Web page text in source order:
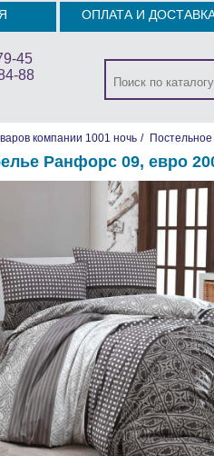
ОПЛАТА И
45
88
компании 1001 ночь /
Ранфорс 09, евро